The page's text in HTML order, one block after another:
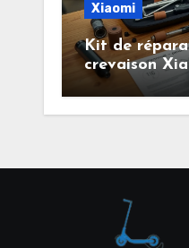
Xiaomi
Kit de
crevaison
d’emploi
facilement